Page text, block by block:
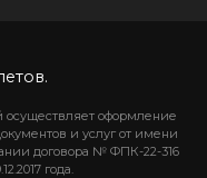
осуществляет оформление
и услуг от имени
договора № ФПК-22-316
года.